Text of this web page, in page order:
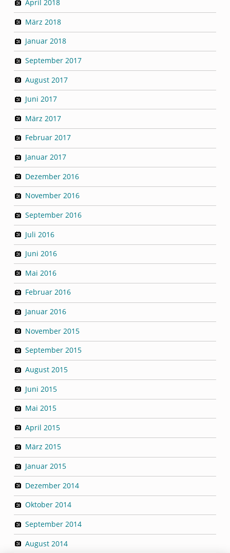
April 2018
März 2018
Januar 2018
September 2017
August 2017
Juni 2017
März 2017
Februar 2017
Januar 2017
Dezember 2016
November 2016
September 2016
Juli 2016
Juni 2016
Mai 2016
Februar 2016
Januar 2016
November 2015
September 2015
August 2015
Juni 2015
Mai 2015
April 2015
März 2015
Januar 2015
Dezember 2014
Oktober 2014
September 2014
August 2014